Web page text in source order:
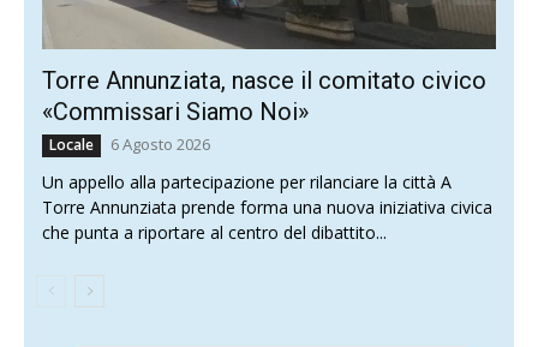
Torre Annunziata, nasce il comitato civico
«Commissari Siamo Noi»
Locale 6 Agosto 2026
Un appello alla partecipazione per rilanciare la città A
Torre Annunziata prende forma una nuova iniziativa civica
che punta a riportare al centro del dibattito...